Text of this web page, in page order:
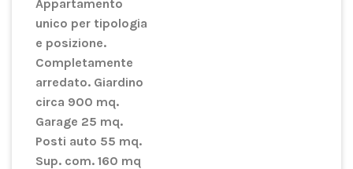
Appartamento
unico per tipologia
e posizione.
Completamente
arredato. Giardino
circa 900 mq.
Garage 25 mq.
Posti auto 55 mq.
Sup. com. 160 mq